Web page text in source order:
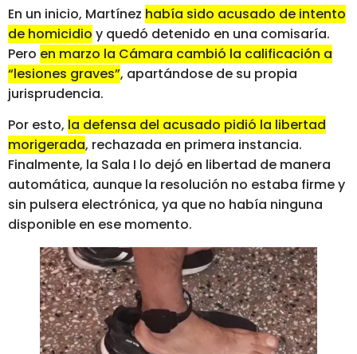
En un inicio, Martínez había sido acusado de intento
de homicidio y quedó detenido en una comisaría.
Pero en marzo la Cámara cambió la calificación a
“lesiones graves”, apartándose de su propia
jurisprudencia.
Por esto, la defensa del acusado pidió la libertad
morigerada, rechazada en primera instancia.
Finalmente, la Sala I lo dejó en libertad de manera
automática, aunque la resolución no estaba firme y
sin pulsera electrónica, ya que no había ninguna
disponible en ese momento.